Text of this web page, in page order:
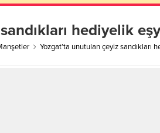
hediyelik
Yozgat’ta unutulan çeyiz sandıkları